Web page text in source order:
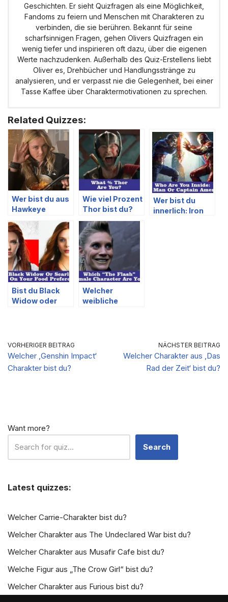
Geschichten. Er sieht Quizfragen als eine Möglichkeit,
Fandoms zu feiern und Menschen mit Charakteren zu
verbinden, die sie berühren. Bekannt für seine
scharfsinnigen Fragen, gehen Olivers Quizfragen ein
wenig tiefer und inspirieren oft dazu, über die eigenen
Werte nachzudenken. Außerhalb des Quiz-Erstellens liebt
Oliver es, Drehbücher und Handlungsstränge zu
analysieren, und er verpasst nie die Gelegenheit, bei einer
Tasse Kaffee über Charaktermotivationen zu sprechen.
Related Quizzes:
Wer bist du aus
Hawkeye
basierend auf
deinen
Essensvorliebe
n?
Wie viel Prozent
Thor bist du?
Wer bist du
innerlich: Iron
Bist du Black
Widow oder
Essensvorliebe
n?
Welcher
weibliche
VORHERIGER BEITRAG
Welcher ‚Genshin Impact‘
Charakter bist du?
NÄCHSTER BEITRAG
Welcher Charakter aus ‚Das
Rad der Zeit‘ bist du?
Want more?
Search
Latest quizzes:
Welcher Carrie-Charakter bist du?
Welcher Charakter aus The Undeclared War bist du?
Welcher Charakter aus Musafir Cafe bist du?
Welche Figur aus „The Crow Girl“ bist du?
Welcher Charakter aus Furious bist du?